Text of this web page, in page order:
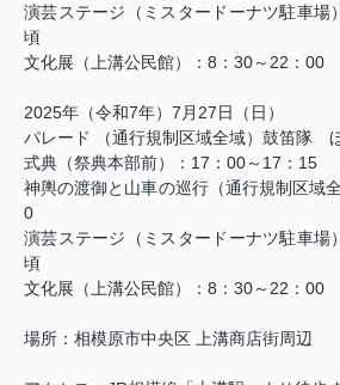
演芸ステージ（ミスタードーナツ駐車場
頃
文化展（上溝公民館）： 8 ： 30～ 22 ： 00
2025年（令和7年） 7 月 27日（日）
パレード （通行規制区域全域）鼓笛隊
式典（祭典本部前）： 17 ： 00～ 17 ： 15
神輿の渡御と山車の巡行（通行規制区域
0
演芸ステージ（ミスタードーナツ駐車場
頃
文化展（上溝公民館）： 8 ： 30～ 22 ： 00
場所：相模原市中央区 上溝商店街周辺